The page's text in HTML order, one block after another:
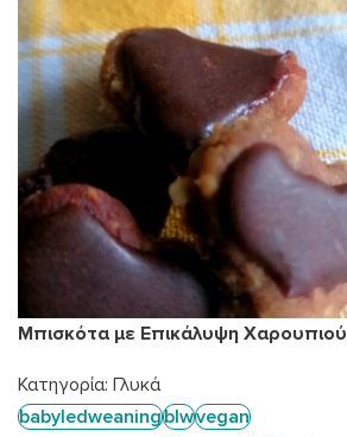
Μπισκότα με Επικάλυψη Χαρουπιού
Κατηγορία: Γλυκά
babyledweaningblwvegan